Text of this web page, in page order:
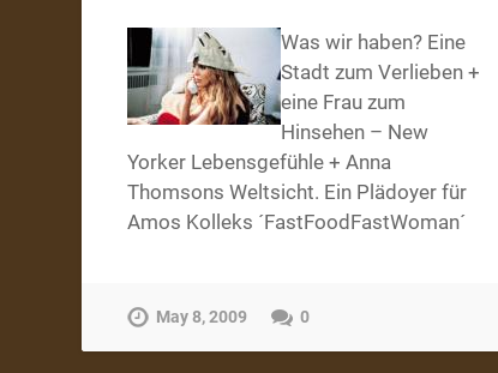
Was wir haben? Eine
Stadt zum Verlieben +
eine Frau zum
Hinsehen – New
Yorker Lebensgefühle + Anna
Thomsons Weltsicht. Ein Plädoyer für
Amos Kolleks ´FastFoodFastWoman´
May 8, 2009 0